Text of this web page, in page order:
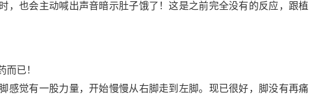
，也会主动喊出声音暗示肚子饿了！这是之前完全没有的反应，跟植
而已！
感觉有一股力量，开始慢慢从右脚走到左脚。现已很好，脚没有再痛